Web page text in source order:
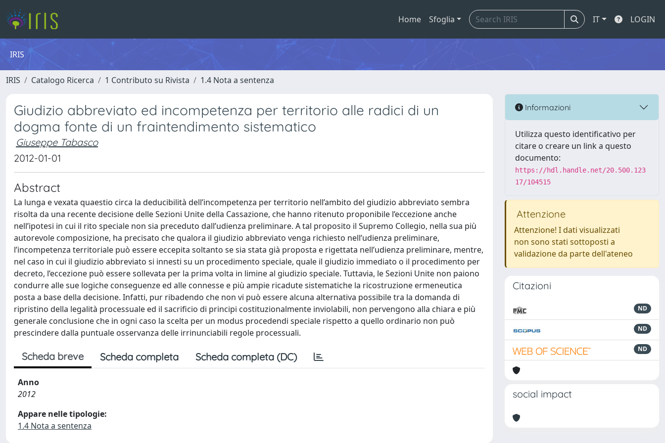
Home Sfoglia IT LOGIN
IRIS
IRIS Catalogo Ricerca 1 Contributo su Rivista 1.4 Nota a sentenza
Giudizio abbreviato ed incompetenza per territorio alle radici di un
dogma fonte di un fraintendimento sistematico
Giuseppe Tabasco
2012-01-01
Abstract
La lunga e vexata quaestio circa la deducibilità dell’incompetenza per territorio nell’ambito del giudizio abbreviato sembra
risolta da una recente decisione delle Sezioni Unite della Cassazione, che hanno ritenuto proponibile l’eccezione anche
nell’ipotesi in cui il rito speciale non sia preceduto dall’udienza preliminare. A tal proposito il Supremo Collegio, nella sua più
autorevole composizione, ha precisato che qualora il giudizio abbreviato venga richiesto nell’udienza preliminare,
l’incompetenza territoriale può essere eccepita soltanto se sia stata già proposta e rigettata nell’udienza preliminare, mentre,
nel caso in cui il giudizio abbreviato si innesti su un procedimento speciale, quale il giudizio immediato o il procedimento per
decreto, l’eccezione può essere sollevata per la prima volta in limine al giudizio speciale. Tuttavia, le Sezioni Unite non paiono
condurre alle sue logiche conseguenze ed alle connesse e più ampie ricadute sistematiche la ricostruzione ermeneutica
posta a base della decisione. Infatti, pur ribadendo che non vi può essere alcuna alternativa possibile tra la domanda di
ripristino della legalità processuale ed il sacrificio di principi costituzionalmente inviolabili, non pervengono alla chiara e più
generale conclusione che in ogni caso la scelta per un modus procedendi speciale rispetto a quello ordinario non può
prescindere dalla puntuale osservanza delle irrinunciabili regole processuali.
Scheda breve Scheda completa Scheda completa (DC)
Anno
2012
Appare nelle tipologie:
1.4 Nota a sentenza
Informazioni
Utilizza questo identificativo per
citare o creare un link a questo
documento:
https://hdl.handle.net/20.500.123
17/104515
Attenzione
Attenzione! I dati visualizzati
non sono stati sottoposti a
validazione da parte dell'ateneo
Citazioni
ND
ND
ND
social impact